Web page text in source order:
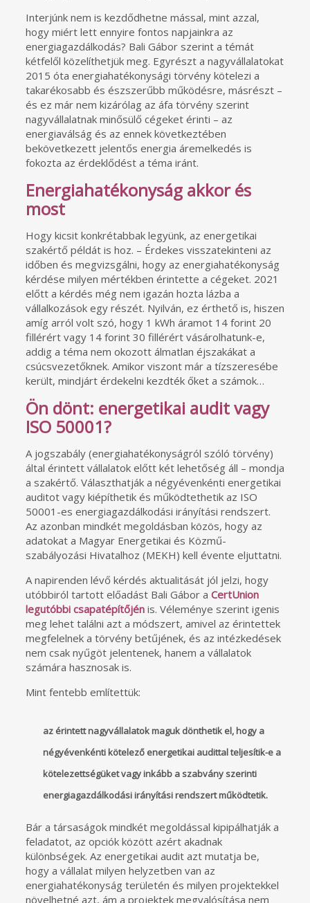
Interjúnk nem is kezdődhetne mással, mint azzal,
hogy miért lett ennyire fontos napjainkra az
energiagazdálkodás? Bali Gábor szerint a témát
kétfelől közelíthetjük meg. Egyrészt a nagyvállalatokat
2015 óta energiahatékonysági törvény kötelezi a
takarékosabb és észszerűbb működésre, másrészt –
és ez már nem kizárólag az áfa törvény szerint
nagyvállalatnak minősülő cégeket érinti – az
energiaválság és az ennek következtében
bekövetkezett jelentős energia áremelkedés is
fokozta az érdeklődést a téma iránt.
Energiahatékonyság akkor és
most
Hogy kicsit konkrétabbak legyünk, az energetikai
szakértő példát is hoz. – Érdekes visszatekinteni az
időben és megvizsgálni, hogy az energiahatékonyság
kérdése milyen mértékben érintette a cégeket. 2021
előtt a kérdés még nem igazán hozta lázba a
vállalkozások egy részét. Nyilván, ez érthető is, hiszen
amíg arról volt szó, hogy 1 kWh áramot 14 forint 20
fillérért vagy 14 forint 30 fillérért vásárolhatunk-e,
addig a téma nem okozott álmatlan éjszakákat a
csúcsvezetőknek. Amikor viszont már a tízszeresébe
került, mindjárt érdekelni kezdték őket a számok…
Ön dönt: energetikai audit vagy
ISO 50001?
A jogszabály (energiahatékonyságról szóló törvény)
által érintett vállalatok előtt két lehetőség áll – mondja
a szakértő. Választhatják a négyévenkénti energetikai
auditot vagy kiépíthetik és működtethetik az ISO
50001-es energiagazdálkodási irányítási rendszert.
Az azonban mindkét megoldásban közös, hogy az
adatokat a Magyar Energetikai és Közmű-
szabályozási Hivatalhoz (MEKH) kell évente eljuttatni.
A napirenden lévő kérdés aktualitását jól jelzi, hogy
utóbbiról tartott előadást Bali Gábor a CertUnion
legutóbbi csapatépítőjénis. Véleménye szerint igenis
meg lehet találni azt a módszert, amivel az érintettek
megfelelnek a törvény betűjének, és az intézkedések
nem csak nyűgöt jelentenek, hanem a vállalatok
számára hasznosak is.
Mint fentebb említettük:
az érintett nagyvállalatok maguk dönthetik el, hogy a
négyévenkénti kötelező energetikai audittal teljesítik-e a
kötelezettségüket vagy inkább a szabvány szerinti
energiagazdálkodási irányítási rendszert működtetik.
Bár a társaságok mindkét megoldással kipipálhatják a
feladatot, az opciók között azért akadnak
különbségek. Az energetikai audit azt mutatja be,
hogy a vállalat milyen helyzetben van az
energiahatékonyság területén és milyen projektekkel
növelhetné azt, ám a projektek megvalósítása nem